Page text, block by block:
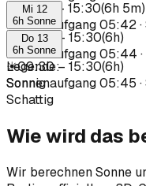
☀ 09:25 – 15:30(6h 5m)
Sonnenaufgang05:42·
Mi 12
6h Sonne
☀ 09:30 – 15:30(6h)
Sonnenaufgang05:44 ·
Do 13
6h Sonne
☀09:30– 15:30(6h)
Sonnenaufgang05:45 ·
Legende:
Sonnig
Schattig
Wie wird das
Wir berechnen Sonne